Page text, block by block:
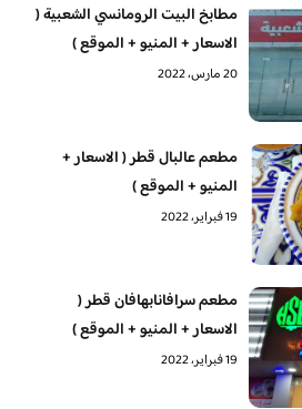
مطابخ البيت الرومانسي الشعبية (
الاسعار + المنيو + الموقع )
20 مارس، 2022
مطعم عالبال قطر ( الاسعار +
المنيو + الموقع )
19 فبراير، 2022
مطعم سرافانابهافان قطر (
الاسعار + المنيو + الموقع )
19 فبراير، 2022